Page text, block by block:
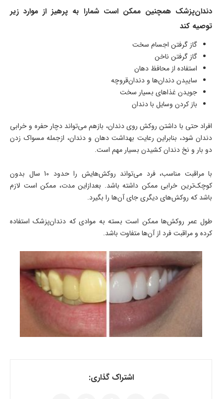
دندان‌پزشک همچنین ممکن است شمارا به پرهیز از موارد زیر
توصیه کند
گاز گرفتن اجسام سخت
گاز گرفتن ناخن
استفاده از محافظ دهان
ساییدن دندان‌ها و دندان‌قروچه
جویدن غذاهای بسیار سخت
باز کردن وسایل با دندان
افراد حتی با داشتن روکش روی دندان، بازهم می‌تواند دچار حفره و خرابی
دندان شود، بنابراین رعایت بهداشت دهان و دندان، ازجمله مسواک زدن
دو بار و نخ دندان کشیدن بسیار مهم است.
با مراقبت مناسب، فرد می‌تواند روکش‌هایش را حدود 10 سال بدون
کوچک‌ترین خرابی ممکن داشته باشد. بعدازاین مدت، ممکن است لازم
باشد که روکش‌های دیگری جای آن‌ها را بگیرد.
طول عمر روکش‌ها ممکن است بسته به موادی که دندان‌پزشک استفاده
کرده و مراقبت فرد از آن‌ها متفاوت باشد.
اشتراک گذاری: